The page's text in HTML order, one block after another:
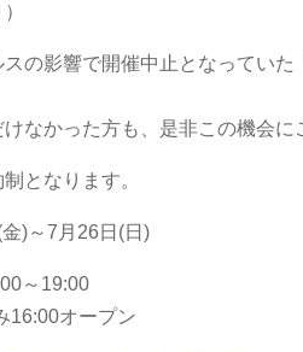
の影響で開催中止となってい
なかった方も、是非この機会に
となります。
)～7月26日(日)
～19:00
16:00オープン